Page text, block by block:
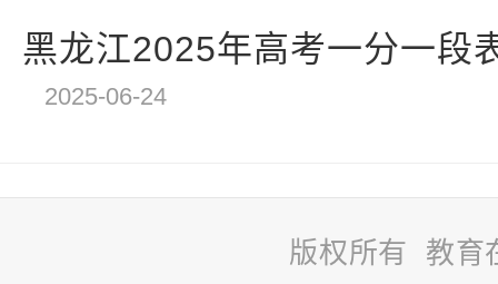
黑龙江2025年高考一分一段
2025-06-24
版权所有 教育